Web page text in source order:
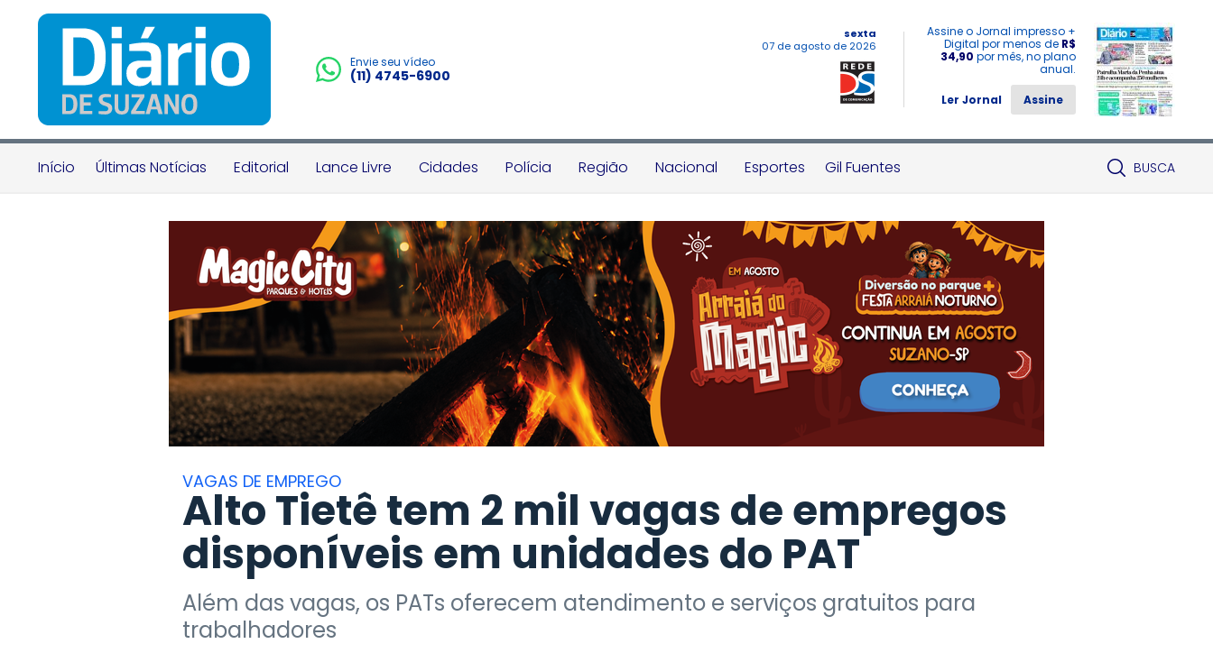
Envie seu vídeo
(11) 4745-6900
sexta
07 de agosto de 2026
Assine o Jornal impresso +
Digital por menos de R$
34,90 por mês, no plano
anual.
Ler Jornal
Assine
Início Últimas Notícias Editorial Lance Livre Cidades Polícia Região Nacional Esportes Gil Fuentes BUSCA
VAGAS DE EMPREGO
Alto Tietê tem 2 mil vagas de empregos
disponíveis em unidades do PAT
Além das vagas, os PATs oferecem atendimento e serviços gratuitos para
trabalhadores